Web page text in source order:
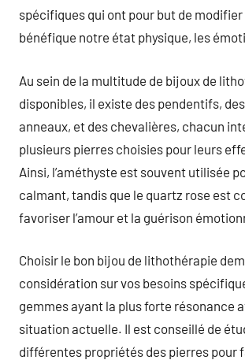
spécifiques qui ont pour but de
bénéfique notre état physique, les
Au sein de la multitude de bijoux de
disponibles, il existe des pendentifs,
anneaux, et des chevalières, chacun
plusieurs pierres choisies pour leurs
Ainsi, l’améthyste est souvent utilisée
calmant, tandis que le quartz rose est
favoriser l’amour et la guérison
Choisir le bon bijou de lithothérapie
considération sur vos besoins
gemmes ayant la plus forte résonance
situation actuelle. Il est conseillé de
différentes propriétés des pierres pour